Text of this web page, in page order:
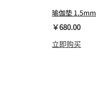
瑜伽垫 1.5mm
￥680.00
立即购买